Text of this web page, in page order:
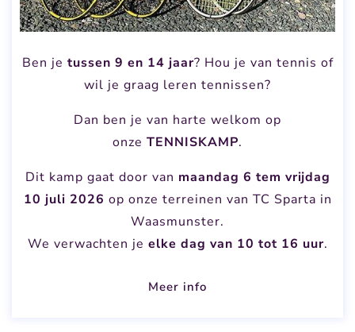
Ben je tussen 9 en 14 jaar? Hou je van tennis of
wil je graag leren tennissen?
Dan ben je van harte welkom op
onze TENNISKAMP.
Dit kamp gaat door van maandag 6 tem vrijdag
10 juli 2026 op onze terreinen van TC Sparta in
Waasmunster.
We verwachten je elke dag van 10 tot 16 uur.
Meer info